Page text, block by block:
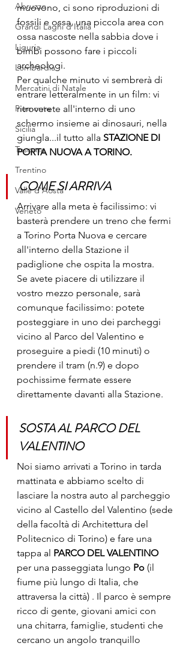
Abruzzo
Grandi Laghi d'Italia
Liguria
Lombardia
Mercatini di Natale
Piemonte
Sicilia
Toscana
Trentino
Valle d'Aosta
Veneto
muovono, ci sono riproduzioni di
fossili e ossa, una piccola area con
ossa nascoste nella sabbia dove i
bimbi possono fare i piccoli
archeologi.
Per qualche minuto vi sembrerà di
entrare letteralmente in un film: vi
ritroverete all'interno di uno
schermo insieme ai dinosauri, nella
giungla...il tutto alla STAZIONE DI
PORTA NUOVA A TORINO.
COME SI ARRIVA
Arrivare alla meta è facilissimo: vi
basterà prendere un treno che fermi
a Torino Porta Nuova e cercare
all'interno della Stazione il
padiglione che ospita la mostra.
Se avete piacere di utilizzare il
vostro mezzo personale, sarà
comunque facilissimo: potete
posteggiare in uno dei parcheggi
vicino al Parco del Valentino e
proseguire a piedi (10 minuti) o
prendere il tram (n.9) e dopo
pochissime fermate essere
direttamente davanti alla Stazione.
SOSTA AL PARCO DEL
VALENTINO
Noi siamo arrivati a Torino in tarda
mattinata e abbiamo scelto di
lasciare la nostra auto al parcheggio
vicino al Castello del Valentino (sede
della facoltà di Architettura del
Politecnico di Torino) e fare una
tappa al PARCO DEL VALENTINO
per una passeggiata lungo Po (il
fiume più lungo di Italia, che
attraversa la città) . Il parco è sempre
ricco di gente, giovani amici con
una chitarra, famiglie, studenti che
cercano un angolo tranquillo